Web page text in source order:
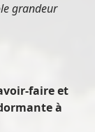
grandeur
faire et
à